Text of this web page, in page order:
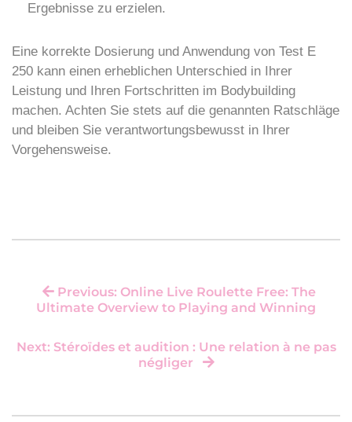
Ergebnisse zu erzielen.
Eine korrekte Dosierung und Anwendung von Test E
250 kann einen erheblichen Unterschied in Ihrer
Leistung und Ihren Fortschritten im Bodybuilding
machen. Achten Sie stets auf die genannten Ratschläge
und bleiben Sie verantwortungsbewusst in Ihrer
Vorgehensweise.
Previous: Online Live Roulette Free: The
Ultimate Overview to Playing and Winning
Next: Stéroïdes et audition : Une relation à ne pas
négliger